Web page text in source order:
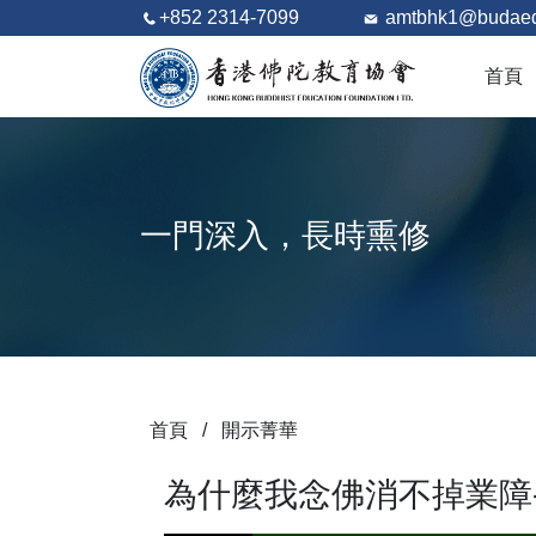
+852 2314-7099
首頁
一門深入，長時熏修
首頁 / 開示菁華
為什麼我念佛消不掉業